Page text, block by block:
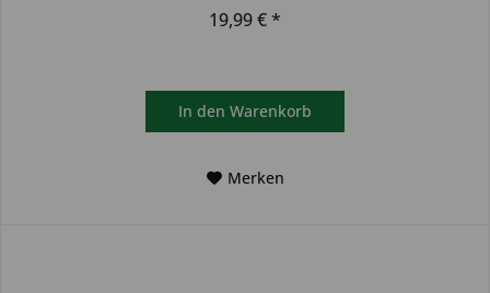
19,99 € *
In den Warenkorb
Merken